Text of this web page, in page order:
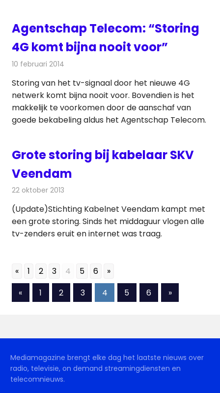
Agentschap Telecom: “Storing
4G komt bijna nooit voor”
10 februari 2014
Storing van het tv-signaal door het nieuwe 4G
netwerk komt bijna nooit voor. Bovendien is het
makkelijk te voorkomen door de aanschaf van
goede bekabeling aldus het Agentschap Telecom.
Grote storing bij kabelaar SKV
Veendam
22 oktober 2013
(Update)Stichting Kabelnet Veendam kampt met
een grote storing. Sinds het middaguur vlogen alle
tv-zenders eruit en internet was traag.
« 1 2 3 4 5 6 »
Berichten
«Vorige
berichten
1 2 3 4 5 6
Volgende
berichten
»
Mediamagazine brengt elke dag het laatste nieuws over
radio, televisie, on demand streamingdiensten en
telecomnieuws.